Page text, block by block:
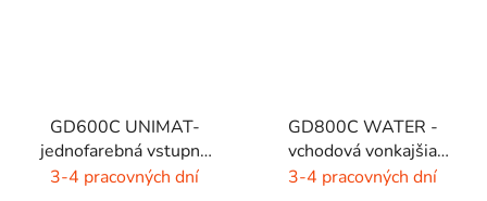
GD600C UNIMAT-
jednofarebná vstupná
rohož- žiarivé farby
3-4 pracovných dní
GD800C WATER -
vchodová vonkajšia
rohož - hnedá - čierna
3-4 pracovných dní